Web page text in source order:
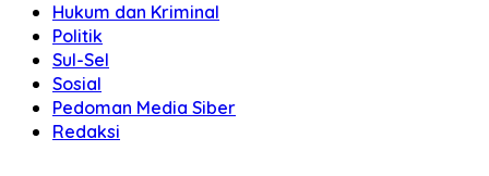
Hukum dan Kriminal
Politik
Sul-Sel
Sosial
Pedoman Media Siber
Redaksi